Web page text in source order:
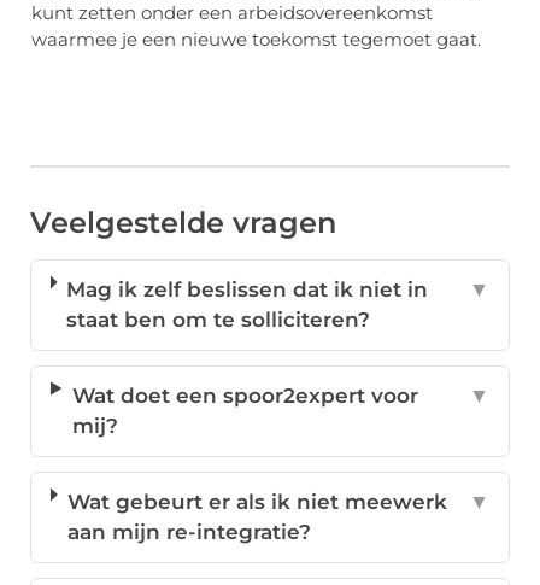
kunt zetten onder een arbeidsovereenkomst
waarmee je een nieuwe toekomst tegemoet gaat.
Veelgestelde vragen
Mag ik zelf beslissen dat ik niet in
staat ben om te solliciteren?
▼
Wat doet een spoor2expert voor
mij?
▼
Wat gebeurt er als ik niet meewerk
aan mijn re-integratie?
▼